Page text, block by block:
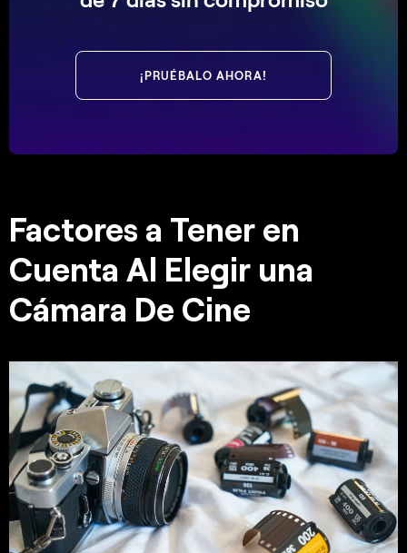
¡PRUÉBALO AHORA!
Factores a Tener en
Cuenta Al Elegir una
Cámara De Cine